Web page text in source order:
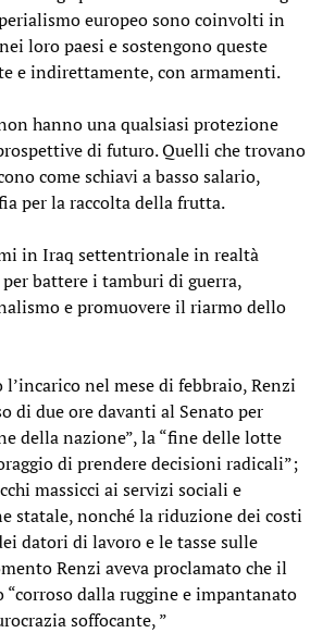
europeo sono coinvolti in
loro paesi e sostengono queste
e indirettamente, con armamenti.
hanno una qualsiasi protezione
di futuro. Quelli che trovano
come schiavi a basso salario,
per la raccolta della frutta.
in Iraq settentrionale in realtà
battere i tamburi di guerra,
e promuovere il riarmo dello
l’incarico nel mese di febbraio, Renzi
di due ore davanti al Senato per
della nazione”, la “fine delle lotte
di prendere decisioni radicali”;
massicci ai servizi sociali e
statale, nonché la riduzione dei costi
datori di lavoro e le tasse sulle
Renzi aveva proclamato che il
“corroso dalla ruggine e impantanato
soffocante, ”